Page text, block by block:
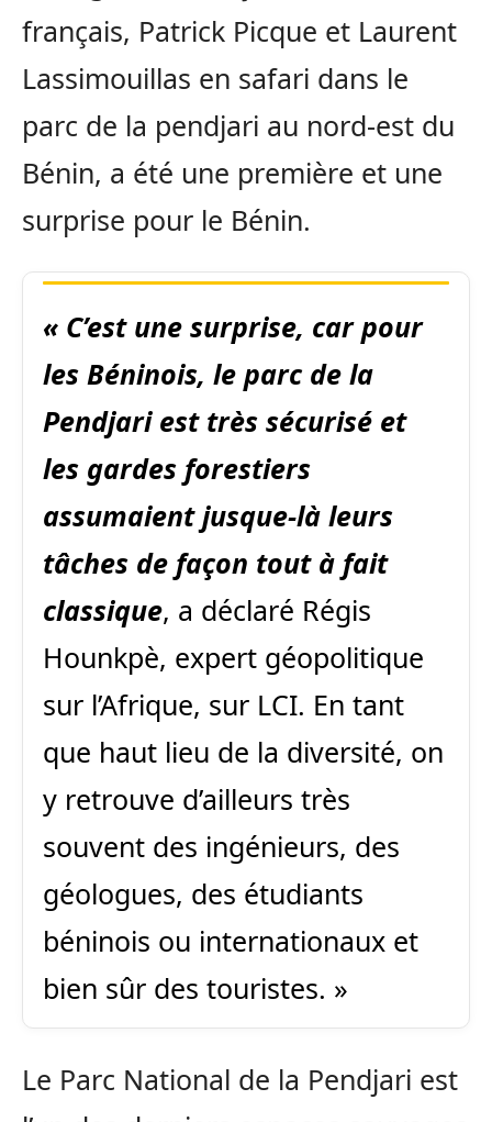
français, Patrick Picque et Laurent
Lassimouillas en safari dans le
parc de la pendjari au nord-est du
Bénin, a été une première et une
surprise pour le Bénin.
« C’est une surprise, car pour
les Béninois, le parc de la
Pendjari est très sécurisé et
les gardes forestiers
assumaient jusque-là leurs
tâches de façon tout à fait
classique, a déclaré Régis
Hounkpè, expert géopolitique
sur l’Afrique, sur LCI. En tant
que haut lieu de la diversité, on
y retrouve d’ailleurs très
souvent des ingénieurs, des
géologues, des étudiants
béninois ou internationaux et
bien sûr des touristes. »
Le Parc National de la Pendjari est